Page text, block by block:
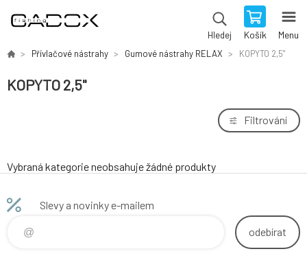
Hledej Košík Menu
Přívlačové nástrahy Gumové nástrahy RELAX KOPYTO 2,5"
KOPYTO 2,5"
Filtrování
Vybraná kategorie neobsahuje žádné produkty
Slevy a novinky e-mailem
odebírat